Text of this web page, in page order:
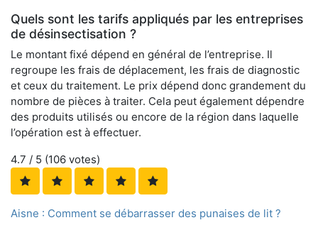
Quels sont les tarifs appliqués par les entreprises
de désinsectisation ?
Le montant fixé dépend en général de l’entreprise. Il
regroupe les frais de déplacement, les frais de diagnostic
et ceux du traitement. Le prix dépend donc grandement du
nombre de pièces à traiter. Cela peut également dépendre
des produits utilisés ou encore de la région dans laquelle
l’opération est à effectuer.
4.7 / 5 (106 votes)
Aisne : Comment se débarrasser des punaises de lit ?